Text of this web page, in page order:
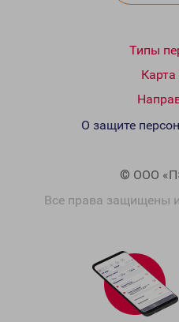
Типы
Карта
© ООО
Все права защищены
О защите